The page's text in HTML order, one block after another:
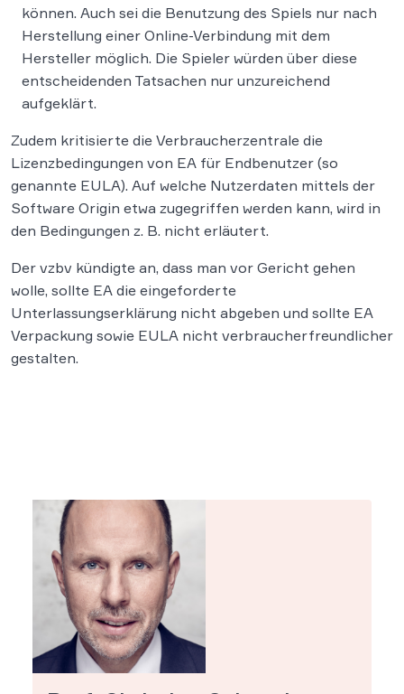
können. Auch sei die Benutzung des Spiels nur nach
Herstellung einer Online-Verbindung mit dem
Hersteller möglich. Die Spieler würden über diese
entscheidenden Tatsachen nur unzureichend
aufgeklärt.
Zudem kritisierte die Verbraucherzentrale die
Lizenzbedingungen von EA für Endbenutzer (so
genannte EULA). Auf welche Nutzerdaten mittels der
Software Origin etwa zugegriffen werden kann, wird in
den Bedingungen z. B. nicht erläutert.
Der vzbv kündigte an, dass man vor Gericht gehen
wolle, sollte EA die eingeforderte
Unterlassungserklärung nicht abgeben und sollte EA
Verpackung sowie EULA nicht verbraucherfreundlicher
gestalten.